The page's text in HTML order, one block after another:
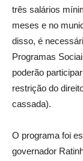
três salários
meses e no
disso, é
Programas
poderão
restrição do
cassada).
O programa foi
governador